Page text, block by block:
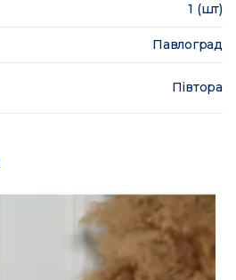
1 (шт)
Павлоград
Півтора